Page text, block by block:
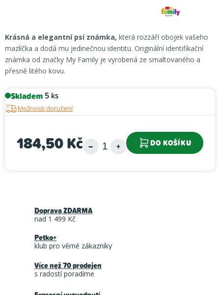
Krásná a elegantní psí známka, která rozzáří obojek vašeho
mazlíčka a dodá mu jedinečnou identitu. Originální identifikační
známka od značky My Family je vyrobená ze smaltovaného a
přesně litého kovu.
Skladem 5 ks
Možnosti doručení
184,50 Kč DO KOŠÍKU
Doprava ZDARMA
nad 1 499 Kč
Petko+
klub pro věrné zákazníky
Více než 70 prodejen
s radostí poradíme